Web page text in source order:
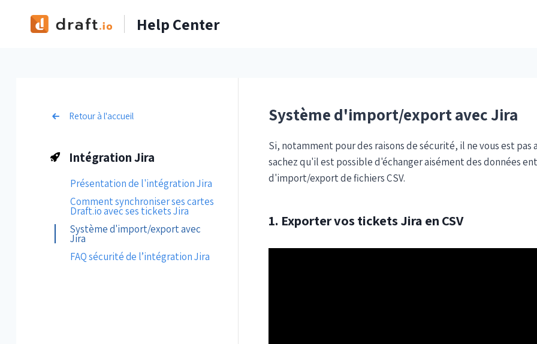
Help Center
Retour à l'accueil
Intégration Jira
Présentation de l'intégration Jira
Comment synchroniser ses cartes
Draft.io avec ses tickets Jira
Système d'import/export avec
Jira
FAQ sécurité de l’intégration Jira
Système d'import/export avec Jira
Si, notamment pour des raisons de sécurité, il ne vous est
sachez qu'il est possible d'échanger aisément des données
d'import/export de fichiers CSV.
1. Exporter vos tickets Jira en CSV